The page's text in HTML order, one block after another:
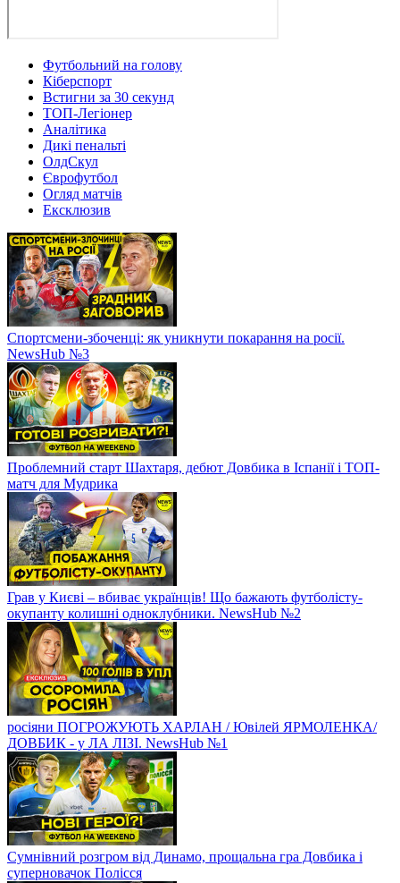
Футбольний на голову
Кіберспорт
Встигни за 30 секунд
ТОП-Легіонер
Аналітика
Дикі пенальті
ОлдСкул
Єврофутбол
Огляд матчів
Ексклюзив
Спортсмени-збоченці: як уникнути покарання на росії.
NewsHub №3
Проблемний старт Шахтаря, дебют Довбика в Іспанії і ТОП-
матч для Мудрика
Грав у Києві – вбиває українців! Що бажають футболісту-
окупанту колишні одноклубники. NewsHub №2
росіяни ПОГРОЖУЮТЬ ХАРЛАН / Ювілей ЯРМОЛЕНКА/
ДОВБИК - у ЛА ЛІЗІ. NewsHub №1
Сумнівний розгром від Динамо, прощальна гра Довбика і
суперновачок Полісся